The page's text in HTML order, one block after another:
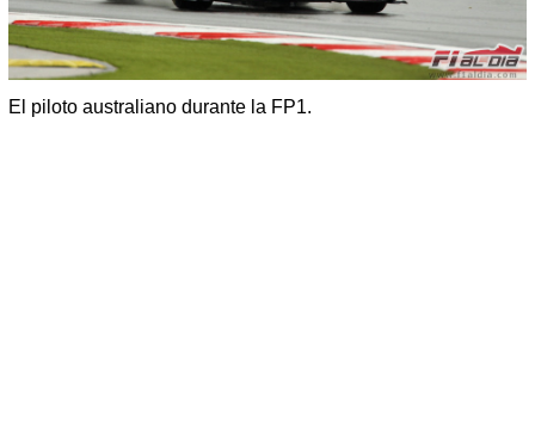
El piloto australiano durante la FP1.